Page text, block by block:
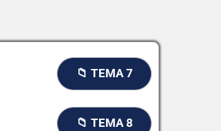
📁 TEMA 7
📁 TEMA 8